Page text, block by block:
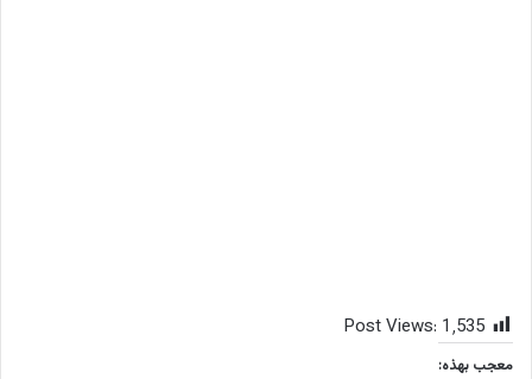
Post Views: 1٬535
معجب بهذه: